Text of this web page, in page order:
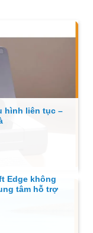
hình liên tục –
Edge không
tâm hỗ trợ